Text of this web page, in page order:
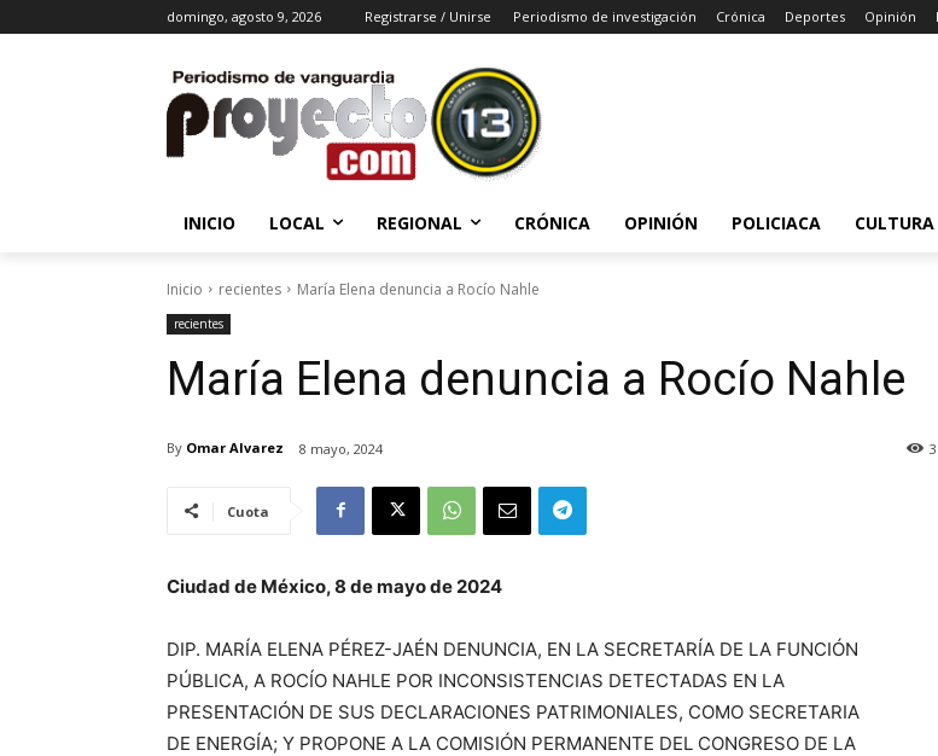
domingo, agosto 9, 2026 Registrarse / Unirse Periodismo de investigación Crónica Deportes Opinión
INICIO LOCAL REGIONAL CRÓNICA OPINIÓN POLICIACA CULTURA
Inicio recientes María Elena denuncia a Rocío Nahle
recientes
María Elena denuncia a Rocío Nahle
By Omar Alvarez 8 mayo, 2024
Cuota
Ciudad de México, 8 de mayo de 2024
DIP. MARÍA ELENA PÉREZ-JAÉN DENUNCIA, EN LA SECRETARÍA DE LA FUNCIÓN
PÚBLICA, A ROCÍO NAHLE POR INCONSISTENCIAS DETECTADAS EN LA
PRESENTACIÓN DE SUS DECLARACIONES PATRIMONIALES, COMO SECRETARIA
DE ENERGÍA; Y PROPONE A LA COMISIÓN PERMANENTE DEL CONGRESO DE LA